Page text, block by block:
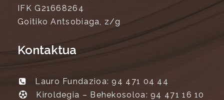
IFK G21668264
Goitiko Antsobiaga, z/g
Kontaktua
Lauro Fundazioa: 94 471 04 44
Kiroldegia – Behekosoloa: 94 471 16 10